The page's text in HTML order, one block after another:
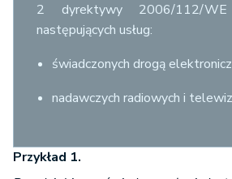
2 dyrektywy 2006/112/
następujących usług:
świadczonych drogą
nadawczych radiowych i
Przykład 1.